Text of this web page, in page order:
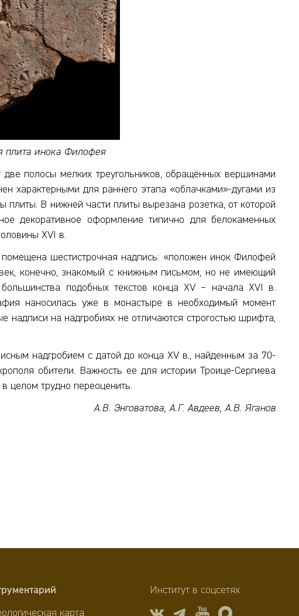
плита инока Филофея
полосы мелких треугольников, обращённых вершинами
характерными для раннего этапа «облачками»-дугами из
плиты. В нижней части плиты вырезана розетка, от которой
декоративное оформление типично для белокаменных
XVI в.
шестистрочная надпись: «положен инок Филофей
конечно, знакомый с книжным письмом, но не имеющий
подобных текстов конца XV – начала XVI в.
наносилась уже в монастыре в необходимый момент
надписи на надгробиях не отличаются строгостью шрифта,
надгробием с датой до конца XV в., найденным за 70-
обители. Важность ее для истории Троице-Сергиева
целом трудно переоценить.
А.В. Энговатова, А.Г. Авдеев, А.В. Яганов
карта
Институт в соцсетях